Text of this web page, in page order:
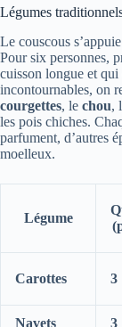
Légumes
Le couscous
Pour six personnes,
cuisson longue et
incontournables, on
courgettes, le chou,
les pois chiches.
parfument, d’autres
moelleux.
Légume
Carottes 3
Navets 3